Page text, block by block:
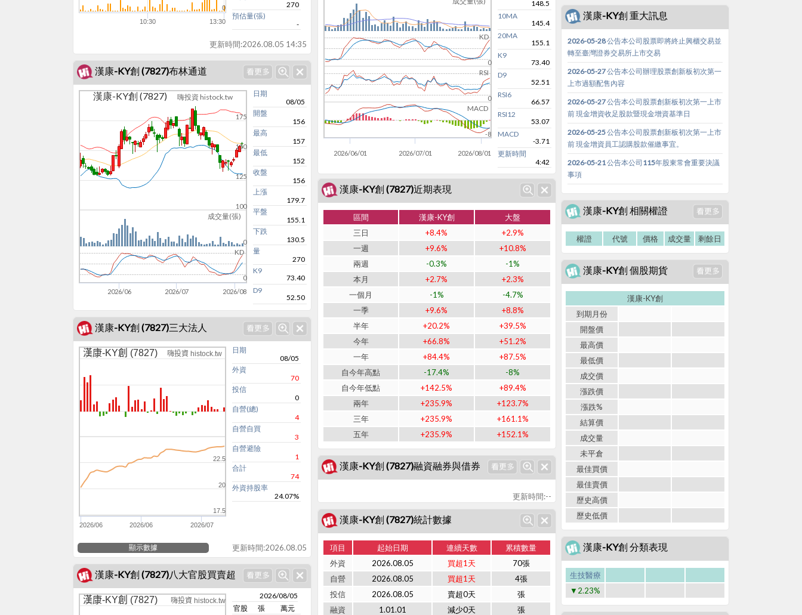
10:30 13:30
0
270
預估量(張)
-
更新時間:2026.08.05 14:35
KD
RSI
MACD
2026/06/01 2026/07/01 2026/08/01
0
0
-8
148.5
10MA
145.4
20MA
155.1
K9
73.40
D9
52.51
RSI6
66.57
RSI12
53.07
MACD
-3.71
更新時間
4:42
漢康-KY創 (7827)布林通道
成交量(張)
KD
漢康-KY創 (7827) 嗨投資 histock.tw
2026/06 2026/07 2026/08
100
125
150
175
0
0
日期
08/05
開盤
156
最高
157
最低
152
收盤
156
上漲
179.7
平盤
155.1
下跌
130.5
量
270
K9
73.40
D9
52.50
漢康-KY創 (7827)近期表現
區間 漢康-KY創
大盤
三日
+8.4%
+2.9%
一週
+9.6%
+10.8%
兩週
-0.3%
-1%
本月
+2.7%
+2.3%
一個月
-1%
-4.7%
一季
+9.6%
+8.8%
半年
+20.2%
+39.5%
今年
+66.8%
+51.2%
一年
+84.4%
+87.5%
自今年高點
-17.4%
-8%
自今年低點
+142.5%
+89.4%
兩年
+235.9%
+123.7%
三年
+235.9%
+161.1%
五年
+235.9% +152.1%
漢康-KY創 (7827)三大法人
漢康-KY創 (7827) 嗨投資 histock.tw
2026/06 2026/06 2026/07
17.5
20
22.5
日期
08/05
外資
70
投信
0
自營(總)
4
自營自買
3
自營避險
1
合計
74
外資持股率
24.07%
顯示數據 更新時間:2026.08.05
漢康-KY創 (7827)融資融券與借券
更新時間:--
漢康-KY創 (7827)統計數據
項目 起始日期 連續天數
累積數量
外資
2026.08.05 買超1天
70張
自營
2026.08.05 買超1天
4張
投信
2026.08.05 賣超0天
張
融資
1.01.01 減少0天
張
漢康-KY創 (7827)八大官股買賣超
漢康-KY創 (7827) 嗨投資 histock.tw
2026/08/05
官股
張
萬元
漢康-KY創 重大訊息
2026-05-28 公告本公司股票即將終止興櫃交易並
轉至臺灣證券交易所上市交易
2026-05-27 公告本公司辦理股票創新板初次第一
上市過額配售內容
2026-05-27 公告本公司股票創新板初次第一上市
前 現金增資收足股款暨現金增資基準日
2026-05-25 公告本公司股票創新板初次第一上市
前 現金增資員工認購股款催繳事宜。
2026-05-21 公告本公司115年股東常會重要決議
事項
漢康-KY創 相關權證
權證 代號 價格 成交量 剩餘日
漢康-KY創 個股期貨
漢康-KY創
到期月份
開盤價
最高價
最低價
成交價
漲跌價
漲跌%
結算價
成交量
未平倉
最佳買價
最佳賣價
歷史高價
歷史低價
漢康-KY創 分類表現
生技醫療
▼2.23%